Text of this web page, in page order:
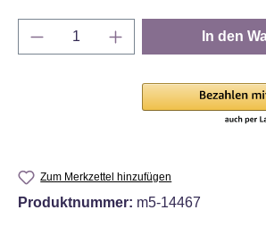
Produkt Anzahl: Gib den
In den
Zum Merkzettel hinzufügen
Produktnummer: m5-14467